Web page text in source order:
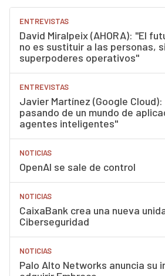
ENTREVISTAS
David Miralpeix (AHORA): "El
no es sustituir a las personas,
superpoderes operativos"
ENTREVISTAS
Javier Martínez (Google
pasando de un mundo de
agentes inteligentes"
NOTICIAS
OpenAI se sale de control
NOTICIAS
CaixaBank crea una nueva
Ciberseguridad
NOTICIAS
Palo Alto Networks anuncia su